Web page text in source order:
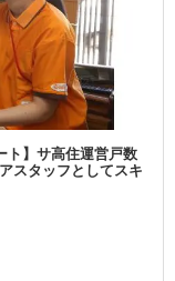
ト】サ高住運営戸数
スタッフとしてスキ